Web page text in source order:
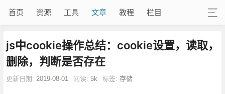
首页 资源 工具 文章 教程 栏目
js中cookie操作总结：cookie设置，读取，
删除，判断是否存在
更新日期: 2019-08-01 阅读: 5k 标签: 存储